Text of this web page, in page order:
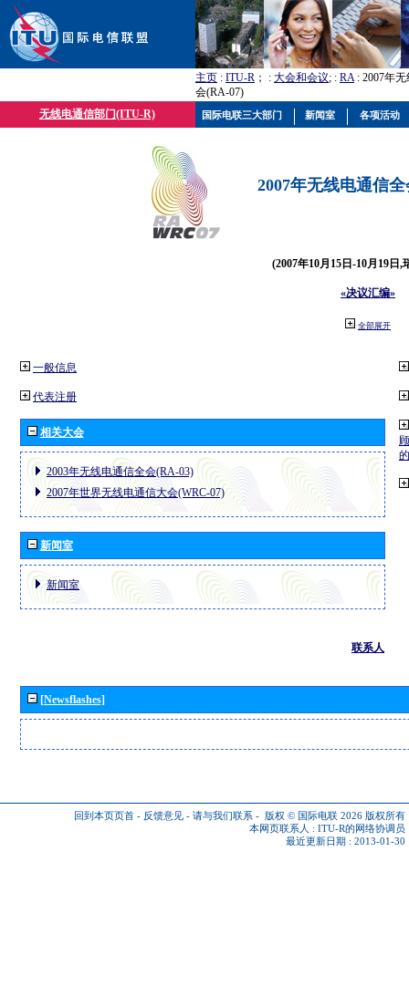
主页 : ITU-R ； : 大会和会议; : RA: 2007年
会(RA-07)
无线电通信部门(ITU-R)
2007年无线电通信
(2007年10月15日-10月19日,
«决议汇编»
全部展开
一般信息
代表注册
相关大会
2003年无线电通信全会(RA-03)
2007年世界无线电通信大会(WRC-07)
新闻室
新闻室
联系人
[Newsflashes]
回到本页页首 - 反馈意见 - 请与我们联系 - 版权 © 国际电联 2026 版权所有
本网页联系人 : ITU-R的网络协调员
最近更新日期 : 2013-01-30
国际电联三大部门 新闻室 各项活动